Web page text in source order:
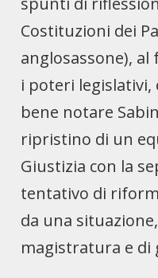
Costituzioni dei
anglosassone),
i poteri legislativi,
bene notare
ripristino di un
Giustizia con la
tentativo di
da una
magistratura e di